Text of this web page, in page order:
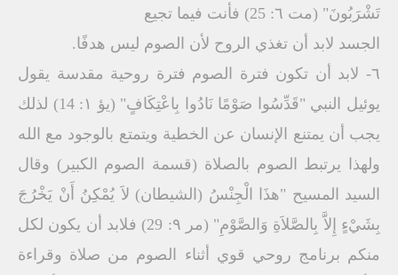
تَشْرَبُونَ" (مت ٦: 25) فأنت فیما تجیع
الجسد لابد أن تغذي الروح لأن الصوم لیس ھدفًا.
٦- لابد أن تكون فترة الصوم فترة روحیة مقدسة یقول
یوئیل النبي "قَدِّسُوا صَوْمًا نَادُوا بِاعْتِكَافٍ" (یؤ ۱: 14) لذلك
یجب أن یمتنع الإنسان عن الخطیة ویتمتع بالوجود مع الله
ولھذا یرتبط الصوم بالصلاة (قسمة الصوم الكبیر) وقال
السید المسیح "ھذَا الْجِنْسُ (الشیطان) لاَ یُمْكِنُ أَنْ یَخْرُجَ
بِشَيْءٍ إِلاَّ بِالصَّلاَةِ وَالصَّوْمِ" (مر ۹: 29) فلابد أن یكون لكل
منكم برنامج روحي قوي أثناء الصوم من صلاة وقراءة